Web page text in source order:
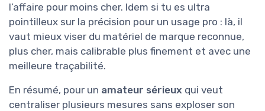
l’affaire pour moins cher. Idem si tu es ultra
pointilleux sur la précision pour un usage pro : là, il
vaut mieux viser du matériel de marque reconnue,
plus cher, mais calibrable plus finement et avec une
meilleure traçabilité.
En résumé, pour un amateur sérieux qui veut
centraliser plusieurs mesures sans exploser son